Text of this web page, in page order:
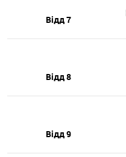
Відд 7
Відд 8
Відд 9